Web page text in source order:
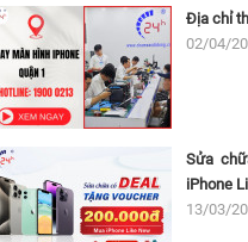
Địa chỉ
02/04/
Sửa
iPhone
13/03/